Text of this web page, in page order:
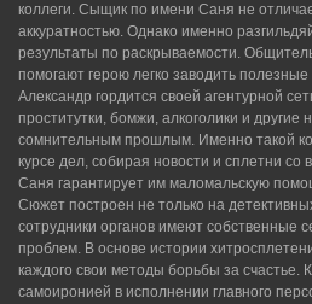
коллеги. Сыщик по имени Саня не
аккуратностью. Однако именно
результаты по раскрываемости.
помогают герою легко заводить
Александр гордится своей агентурной
проститутки, бомжи, алкоголики и другие
сомнительным прошлым. Именно такой
курсе дел, собирая новости и сплетни со
Саня гарантирует им маломальскую
Сюжет построен не только на
сотрудники органов имеют собственные
проблем. В основе истории
каждого свои методы борьбы за счастье.
самоиронией в исполнении главного